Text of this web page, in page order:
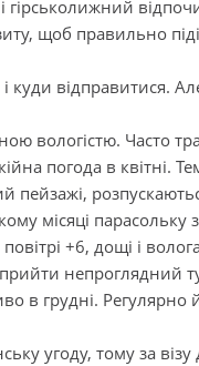
і гірськолижний
щоб правильно
відправитися.
вологістю. Часто
погода в квітні.
пейзажі,
місяці парасольку
+6, дощі і
непроглядний
в грудні. Регулярно
угоду, тому за